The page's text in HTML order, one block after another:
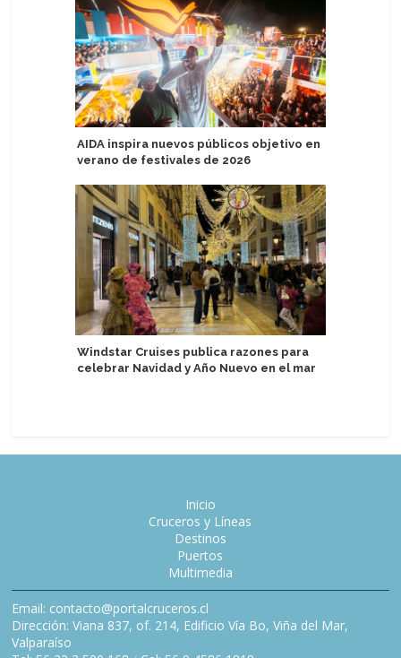
AIDA inspira nuevos públicos objetivo en
verano de festivales de 2026
Windstar Cruises publica razones para
celebrar Navidad y Año Nuevo en el mar
Inicio
Cruceros y Líneas
Destinos
Puertos
Multimedia
Email: contacto@portalcruceros.cl
Dirección: Viana 837, of. 214, Edificio Vía Bo, Viña del Mar,
Valparaíso